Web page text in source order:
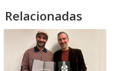
Relacionadas